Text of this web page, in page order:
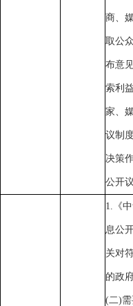
商、
取公
布意
索利
家、
议制
决策
公开
1.《
息公
关对
的政
(二)